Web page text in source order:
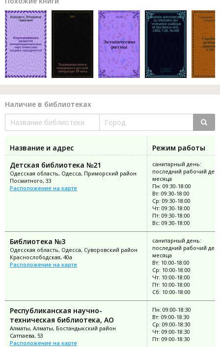
Наличие в библиотеках
Название и адрес
Режим работы
Детская библиотека №21
Одесская область, Одесса, Приморский район
Посмитного, 33
Расположение на карте
санитарный день:
последний рабочий
месяца
Пн: 09:30-18:00
Вт: 09:30-18:00
Ср: 09:30-18:00
Чт: 09:30-18:00
Пт: 09:30-18:00
Вс: 09:30-18:00
Библиотека №3
Одесская область, Одесса, Суворовский район
Краснослободская, 40а
Расположение на карте
санитарный день:
последний рабочий
месяца
Вт: 10:00-18:00
Ср: 10:00-18:00
Чт: 10:00-18:00
Пт: 10:00-18:00
Сб: 10:00-18:00
Республиканская научно-
техническая библиотека, АО
Алматы, Алматы, Бостандыкский район
Сатпаева, 53
Расположение на карте
Пн: 09:00-18:30
Вт: 09:00-18:30
Ср: 09:00-18:30
Чт: 09:00-18:30
Пт: 09:00-18:30